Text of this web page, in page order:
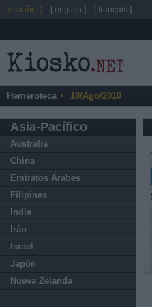
Hemeroteca 18/Ago/2010
Asia-Pacífico
Australia
China
Emiratos Árabes
Filipinas
India
Irán
Israel
Japón
Nueva Zelanda
[ español ] [ english ] [ français ]